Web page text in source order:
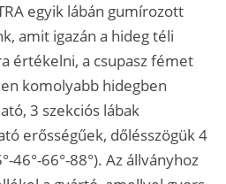
egyik lábán gumírozott
amit igazán a hideg téli
értékelni, a csupasz fémet
komolyabb hidegben
3 szekciós lábak
erősségűek, dőlésszögük 4
°-46°-66°-88°). Az állványhoz